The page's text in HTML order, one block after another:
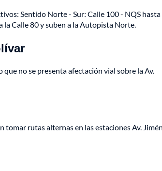
Sentido Norte - Sur: Calle 100 - NQS hasta
la Calle 80 y suben a la Autopista Norte.
no se presenta afectación vial sobre la Av.
rutas alternas en las estaciones Av.